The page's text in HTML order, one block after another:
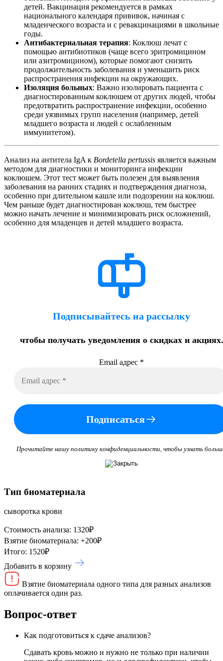
детей. Вакцинация рекомендуется в рамках
национального календаря прививок, начиная с
младенческого возраста и с ревакцинациями в школьные
годы.
Антибактериальная терапия: Коклюш лечат с
помощью антибиотиков (чаще всего эритромицином
или азитромицином), которые помогают снизить
продолжительность заболевания и уменьшить риск
распространения инфекции на окружающих.
Изоляция больных: Важно изолировать пациента с
диагностированным коклюшем от других людей, чтобы
предотвратить распространение инфекции, особенно
среди уязвимых групп населения (например, детей
младшего возраста и людей с ослабленным
иммунитетом).
Анализ на антитела IgA к Bordetella pertussis является важным
методом для диагностики и мониторинга инфекции
коклюшем. Этот тест может быть полезен для выявления
заболевания на ранних стадиях и подтверждения диагноза,
особенно при длительном кашле или подозрении на коклюш.
Чем раньше будет диагностирован коклюш, тем быстрее
можно начать лечение и минимизировать риск осложнений,
особенно для младенцев и детей младшего возраста.
Подписывайтесь на рассылку
чтобы получать уведомления о скидках и акциях.
Email адрес *
Подписаться
Прочитайте нашу политику конфиденциальности, чтобы узнать
Тип биоматериала
сыворотка крови
Стоимость анализа: 1320₽
Взятие биоматериала: +200₽
Итого: 1520₽
Добавить в корзину
Взятие биоматериала одного типа для разных анализов
оплачивается один раз.
Вопрос-ответ
Как подготовиться к сдаче анализов?
Сдавать кровь можно и нужно не только при наличии